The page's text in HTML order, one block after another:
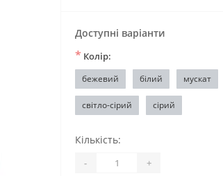
Доступні варіанти
* Колір:
бежевий білий мускат
світло-сірий сірий
Кількість:
- +